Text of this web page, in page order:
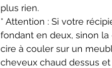
plus rien.
* Attention : Si votre
fondant en deux, sinon
cire à couler sur un
cheveux chaud dessus